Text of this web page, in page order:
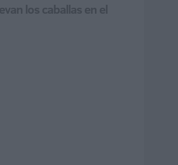
los caballas en el